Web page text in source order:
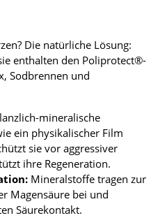
Die natürliche Lösung:
enthalten den Poliprotect®-
Sodbrennen und
mineralische
ein physikalischer Film
sie vor aggressiver
ihre Regeneration.
Mineralstoffe tragen zur
Magensäure bei und
Säurekontakt.